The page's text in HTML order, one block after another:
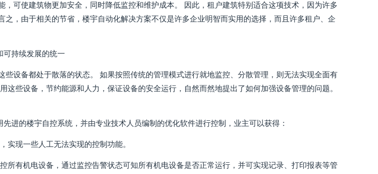
，可使建筑物更加安全，同时降低监控和维护成本。 因此，租户建筑特别适合这项技术，因为许多
之，由于相关的节省，楼宇自动化解决方案不仅是许多企业明智而实用的选择，而且许多租户、企
可持续发展的统一
些设备都处于散落的状态。 如果按照传统的管理模式进行就地监控、分散管理，则无法实现全面有
这些设备，节约能源和人力，保证设备的安全运行，自然而然地提出了如何加强设备管理的问题。
进的楼宇自控系统，并由专业技术人员编制的优化软件进行控制，业主可以获得：
实现一些人工无法实现的控制功能。
所有机电设备，通过监控告警状态可知所有机电设备是否正常运行，并可实现记录、打印报表等管